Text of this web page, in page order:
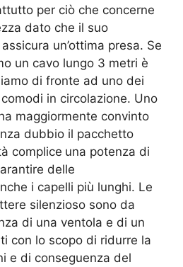
per ciò che concerne
dato che il suo
un’ottima presa. Se
un cavo lungo 3 metri è
di fronte ad uno dei
in circolazione. Uno
maggiormente convinto
dubbio il pacchetto
complice una potenza di
delle
i capelli più lunghi. Le
silenzioso sono da
di una ventola e di un
con lo scopo di ridurre la
e di conseguenza del